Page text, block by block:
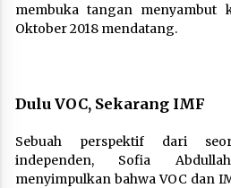
membuka tangan menyambut
Oktober 2018 mendatang.
Dulu VOC, Sekarang IMF
Sebuah perspektif dari
independen, Sofia
menyimpulkan bahwa VOC dan